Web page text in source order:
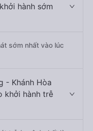
hành sớm
sớm nhất vào lúc
- Khánh Hòa
khởi hành trễ